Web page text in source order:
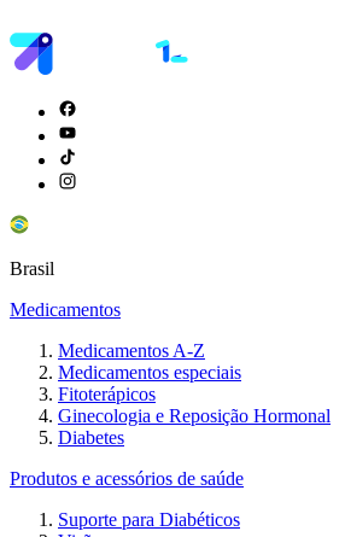
Brasil
Medicamentos
Medicamentos A-Z
Medicamentos especiais
Fitoterápicos
Ginecologia e Reposição Hormonal
Diabetes
Produtos e acessórios de saúde
Suporte para Diabéticos